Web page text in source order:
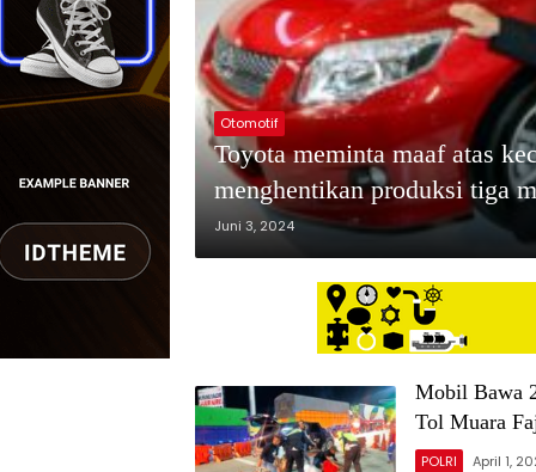
Otomotif
Toyota meminta maaf atas
menghentikan produksi tiga
Juni 3, 2024
Mobil Bawa
Tol Muara
POLRI April 1,